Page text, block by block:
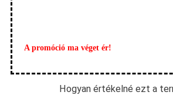
A promóció ma véget ér!
Hogyan értékelné ezt a